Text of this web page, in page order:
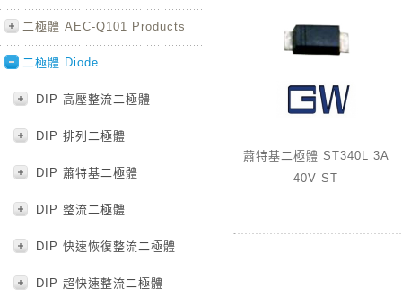
二極體 AEC-Q101 Products
二極體 Diode
DIP 高壓整流二極體
DIP 排列二極體
DIP 蕭特基二極體
DIP 整流二極體
DIP 快速恢復整流二極體
DIP 超快速整流二極體
蕭特基二極體 ST340L 3A
40V ST